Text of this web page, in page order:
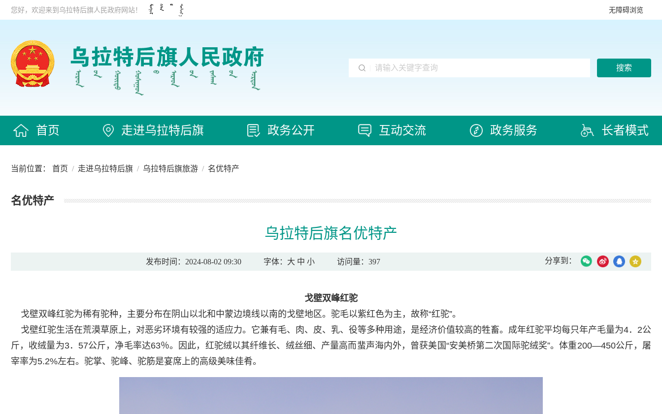
您好，欢迎来到乌拉特后旗人民政府网站！ 无障碍浏览
搜索
首页 走进乌拉特后旗 政务公开 互动交流 政务服务 长者模式
当前位置： 首页 / 走进乌拉特后旗 / 乌拉特后旗旅游 / 名优特产
名优特产
乌拉特后旗名优特产
发布时间：2024-08-02 09:30 字体： 大 中 小 访问量：397 分享到：
戈壁双峰红驼
戈壁双峰红驼为稀有驼种，主要分布在阴山以北和中蒙边境线以南的戈壁地区。驼毛以紫红色为主，故称“红驼”。
戈壁红驼生活在荒漠草原上，对恶劣环境有较强的适应力。它兼有毛、肉、皮、乳、役等多种用途，是经济价值较高的牲畜。成年红驼平均每只年产毛量为4．2公
斤，收绒量为3．57公斤，净毛率达63％。因此，红驼绒以其纤维长、绒丝细、产量高而蜚声海内外，曾获美国“安美桥第二次国际驼绒奖”。体重200—450公斤，屠
宰率为5.2%左右。驼掌、驼峰、驼筋是宴席上的高级美味佳肴。